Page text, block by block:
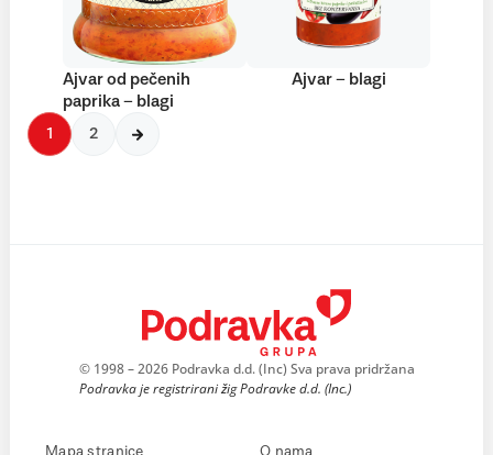
Ajvar od pečenih
paprika – blagi
Ajvar – blagi
1 2
© 1998 – 2026 Podravka d.d. (Inc) Sva prava pridržana
Podravka je registrirani žig Podravke d.d. (Inc.)
Mapa stranice O nama